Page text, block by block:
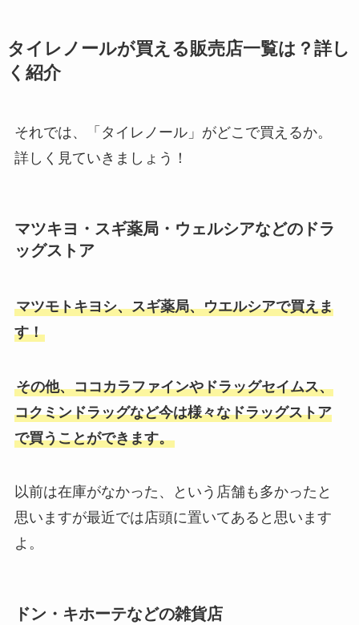
青春18切符はどこで買う？買い方
100均で売ってる？ニトリやネッ
オン・コーナンも調査！
食紅をダイソーやスーパーやドン
売ってるか徹底リサーチ！
店・口コミ調査
タイレノールが買える販売店一覧は？詳し
く紹介
それでは、「タイレノール」がどこで買えるか。
詳しく見ていきましょう！
マツキヨ・スギ薬局・ウェルシアなどのドラ
ッグストア
マツモトキヨシ、スギ薬局、ウエルシアで買えま
す！
その他、ココカラファインやドラッグセイムス、
コクミンドラッグなど今は様々なドラッグストア
で買うことができます。
以前は在庫がなかった、という店舗も多かったと
思いますが最近では店頭に置いてあると思います
よ。
ドン・キホーテなどの雑貨店